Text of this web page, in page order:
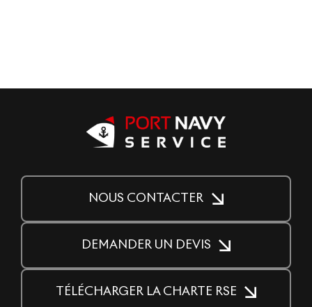
NOUS CONTACTER
DEMANDER UN DEVIS
TÉLÉCHARGER LA CHARTE RSE